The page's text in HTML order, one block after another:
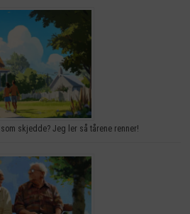
skjedde? Jeg ler så tårene renner!